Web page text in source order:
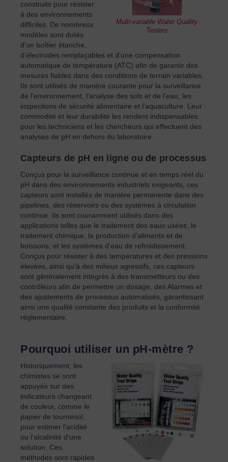
Multi-variable Water Quality
Testers
construits pour résister
à des environnements
difficiles. De nombreux
modèles sont dotés
d'un boîtier étanche,
d'électrodes remplaçables et d'une compensation
automatique de température (ATC) afin de garantir des
mesures fiables dans des conditions de terrain variables.
Ils sont utilisés de manière courante pour la surveillance
de l'environnement, l'analyse des sols et de l'eau, les
inspections de sécurité alimentaire et l'aquaculture. Leur
commodité et leur durabilité les rendent indispensables
pour les techniciens et les chercheurs qui effectuent des
analyses de pH en dehors du laboratoire.
Capteurs de pH en ligne ou de processus
Conçus pour la surveillance continue et en temps réel du
pH dans des environnements industriels exigeants, ces
capteurs sont installés de manière permanente dans des
pipelines, des réservoirs ou des systèmes à circulation
continue. Ils sont couramment utilisés dans des
applications telles que le traitement des eaux usées, le
traitement chimique, la production d'aliments et de
boissons, et les systèmes d'eau de refroidissement.
Conçus pour résister à des températures et des pressions
élevées, ainsi qu'à des milieux agressifs, ces capteurs
sont généralement intégrés à des transmetteurs ou des
contrôleurs afin de permettre un dosage, des Alarmes et
des ajustements de processus automatisés, garantissant
ainsi une qualité constante des produits et la conformité
réglementaire.
Pourquoi utiliser un pH-mètre ?
Historiquement, les
chimistes se sont
appuyés sur des
indicateurs changeant
de couleur, comme le
papier de tournesol,
pour estimer l'acidité
ou l'alcalinité d'une
solution. Ces
méthodes sont rapides